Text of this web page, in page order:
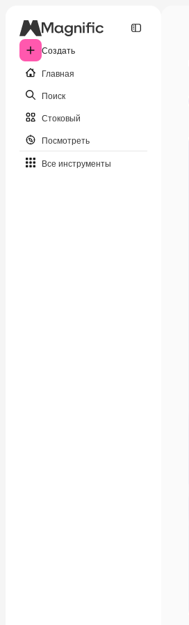
Создать
Главная
Поиск
Стоковый
Посмотреть
Все инструменты